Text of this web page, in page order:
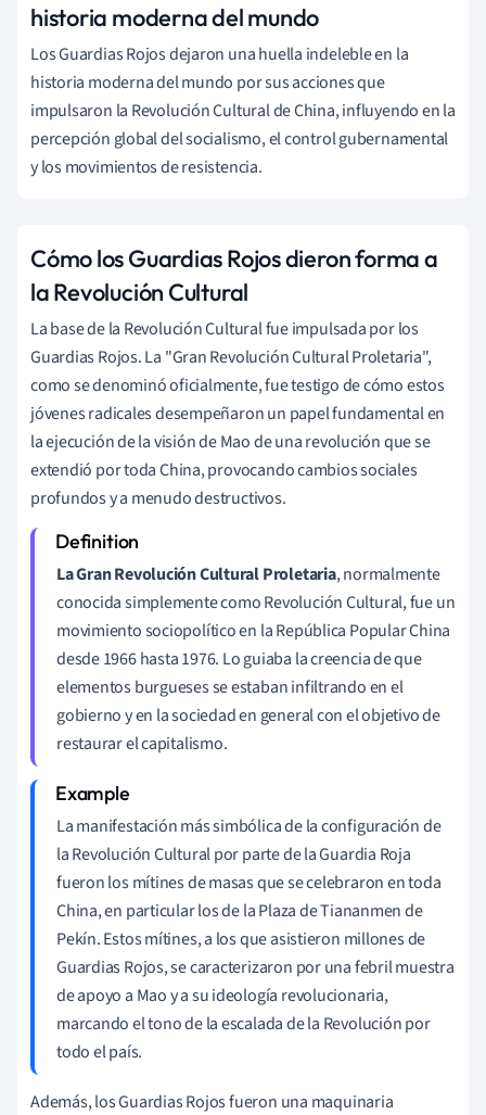
historia moderna del mundo
Los Guardias Rojos dejaron una huella indeleble en la
historia moderna del mundo por sus acciones que
impulsaron la Revolución Cultural de China, influyendo en la
percepción global del socialismo, el control gubernamental
y los movimientos de resistencia.
Cómo los Guardias Rojos dieron forma a
la Revolución Cultural
La base de la Revolución Cultural fue impulsada por los
Guardias Rojos. La "Gran Revolución Cultural Proletaria",
como se denominó oficialmente, fue testigo de cómo estos
jóvenes radicales desempeñaron un papel fundamental en
la ejecución de la visión de Mao de una revolución que se
extendió por toda China, provocando cambios sociales
profundos y a menudo destructivos.
La Gran Revolución Cultural Proletaria, normalmente
conocida simplemente como Revolución Cultural, fue un
movimiento sociopolítico en la República Popular China
desde 1966 hasta 1976. Lo guiaba la creencia de que
elementos burgueses se estaban infiltrando en el
gobierno y en la sociedad en general con el objetivo de
restaurar el capitalismo.
La manifestación más simbólica de la configuración de
la Revolución Cultural por parte de la Guardia Roja
fueron los mítines de masas que se celebraron en toda
China, en particular los de la Plaza de Tiananmen de
Pekín. Estos mítines, a los que asistieron millones de
Guardias Rojos, se caracterizaron por una febril muestra
de apoyo a Mao y a su ideología revolucionaria,
marcando el tono de la escalada de la Revolución por
todo el país.
Además, los Guardias Rojos fueron una maquinaria